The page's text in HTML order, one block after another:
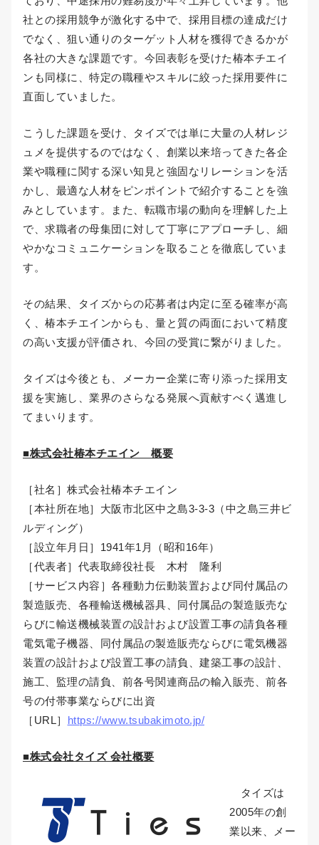
社との採用競争が激化する中で、採用目標の達成だけ
でなく、狙い通りのターゲット人材を獲得できるかが
各社の大きな課題です。今回表彰を受けた椿本チエイ
ンも同様に、特定の職種やスキルに絞った採用要件に
直面していました。
こうした課題を受け、タイズでは単に大量の人材レジ
ュメを提供するのではなく、創業以来培ってきた各企
業や職種に関する深い知見と強固なリレーションを活
かし、最適な人材をピンポイントで紹介することを強
みとしています。また、転職市場の動向を理解した上
で、求職者の母集団に対して丁寧にアプローチし、細
やかなコミュニケーションを取ることを徹底していま
す。
その結果、タイズからの応募者は内定に至る確率が高
く、椿本チエインからも、量と質の両面において精度
の高い支援が評価され、今回の受賞に繋がりました。
タイズは今後とも、メーカー企業に寄り添った採用支
援を実施し、業界のさらなる発展へ貢献すべく邁進し
てまいります。
■株式会社椿本チエイン 概要
［社名］株式会社椿本チエイン
［本社所在地］大阪市北区中之島3-3-3（中之島三井ビ
ルディング）
［設立年月日］1941年1月（昭和16年）
［代表者］代表取締役社長 木村 隆利
［サービス内容］各種動力伝動装置および同付属品の
製造販売、各種輸送機械器具、同付属品の製造販売な
らびに輸送機械装置の設計および設置工事の請負各種
電気電子機器、同付属品の製造販売ならびに電気機器
装置の設計および設置工事の請負、建築工事の設計、
施工、監理の請負、前各号関連商品の輸入販売、前各
号の付帯事業ならびに出資
［URL］ https://www.tsubakimoto.jp/
■株式会社タイズ 会社概要
タイズは
2005年の創
業以来、メー